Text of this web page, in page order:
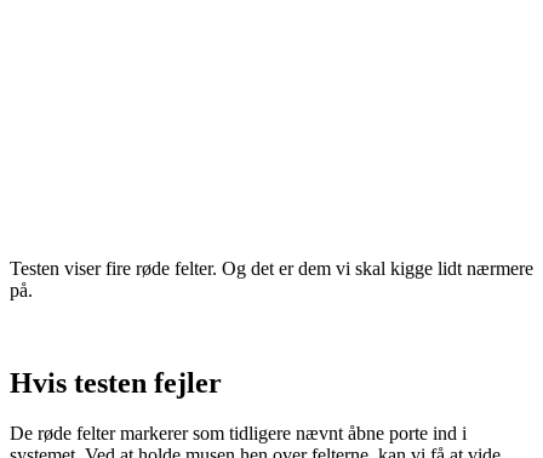
Testen viser fire røde felter. Og det er dem vi skal kigge lidt nærmere
på.
Hvis testen fejler
De røde felter markerer som tidligere nævnt åbne porte ind i